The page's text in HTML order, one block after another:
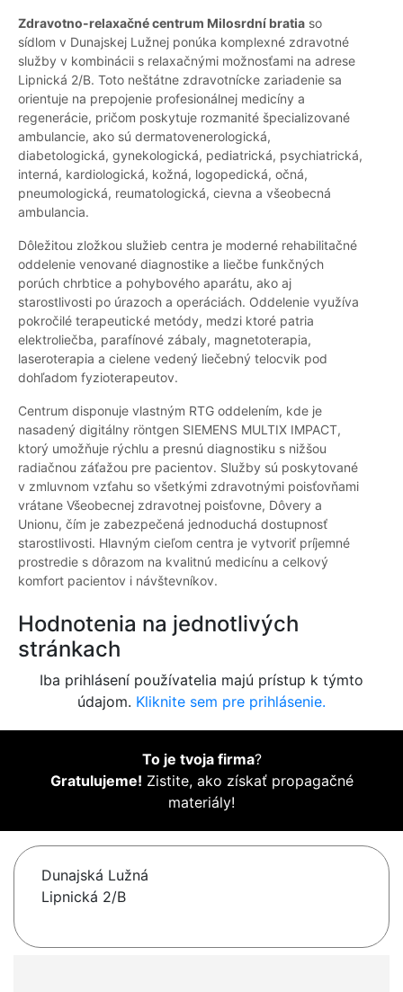
Zdravotno-relaxačné centrum Milosrdní bratia so
sídlom v Dunajskej Lužnej ponúka komplexné zdravotné
služby v kombinácii s relaxačnými možnosťami na adrese
Lipnická 2/B. Toto neštátne zdravotnícke zariadenie sa
orientuje na prepojenie profesionálnej medicíny a
regenerácie, pričom poskytuje rozmanité špecializované
ambulancie, ako sú dermatovenerologická,
diabetologická, gynekologická, pediatrická, psychiatrická,
interná, kardiologická, kožná, logopedická, očná,
pneumologická, reumatologická, cievna a všeobecná
ambulancia.
Dôležitou zložkou služieb centra je moderné rehabilitačné
oddelenie venované diagnostike a liečbe funkčných
porúch chrbtice a pohybového aparátu, ako aj
starostlivosti po úrazoch a operáciách. Oddelenie využíva
pokročilé terapeutické metódy, medzi ktoré patria
elektroliečba, parafínové zábaly, magnetoterapia,
laseroterapia a cielene vedený liečebný telocvik pod
dohľadom fyzioterapeutov.
Centrum disponuje vlastným RTG oddelením, kde je
nasadený digitálny röntgen SIEMENS MULTIX IMPACT,
ktorý umožňuje rýchlu a presnú diagnostiku s nižšou
radiačnou záťažou pre pacientov. Služby sú poskytované
v zmluvnom vzťahu so všetkými zdravotnými poisťovňami
vrátane Všeobecnej zdravotnej poisťovne, Dôvery a
Unionu, čím je zabezpečená jednoduchá dostupnosť
starostlivosti. Hlavným cieľom centra je vytvoriť príjemné
prostredie s dôrazom na kvalitnú medicínu a celkový
komfort pacientov i návštevníkov.
Hodnotenia na jednotlivých
stránkach
Iba prihlásení používatelia majú prístup k týmto
údajom. Kliknite sem pre prihlásenie.
To je tvoja firma?
Gratulujeme! Zistite, ako získať propagačné
materiály!
Dunajská Lužná
Lipnická 2/B